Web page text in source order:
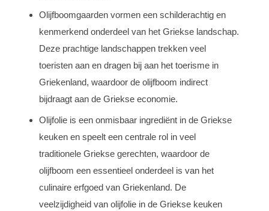
Olijfboomgaarden vormen een schilderachtig en
kenmerkend onderdeel van het Griekse landschap.
Deze prachtige landschappen trekken veel
toeristen aan en dragen bij aan het toerisme in
Griekenland, waardoor de olijfboom indirect
bijdraagt aan de Griekse economie.
Olijfolie is een onmisbaar ingrediënt in de Griekse
keuken en speelt een centrale rol in veel
traditionele Griekse gerechten, waardoor de
olijfboom een essentieel onderdeel is van het
culinaire erfgoed van Griekenland. De
veelzijdigheid van olijfolie in de Griekse keuken